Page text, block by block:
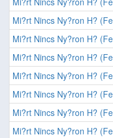
Mi?rt Nincs Ny?ron H?
Mi?rt Nincs Ny?ron H?
Mi?rt Nincs Ny?ron H?
Mi?rt Nincs Ny?ron H?
Mi?rt Nincs Ny?ron H?
Mi?rt Nincs Ny?ron H?
Mi?rt Nincs Ny?ron H?